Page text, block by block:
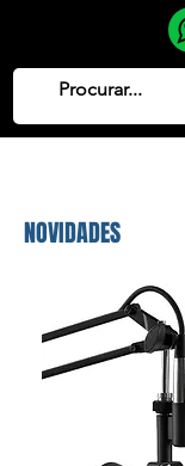
NOVIDADES